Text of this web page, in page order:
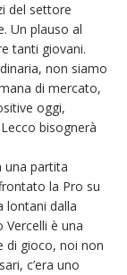
del settore
Un plauso al
tanti giovani.
non siamo
di mercato,
oggi,
bisognerà
una partita
la Pro su
lontani dalla
è una
di gioco, noi non
c’era uno